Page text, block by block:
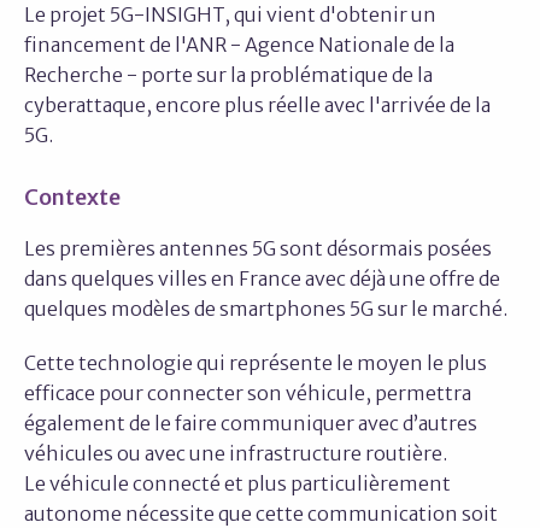
Le projet 5G-INSIGHT, qui vient d'obtenir un
financement de l'ANR - Agence Nationale de la
Recherche - porte sur la problématique de la
cyberattaque, encore plus réelle avec l'arrivée de la
5G.
Contexte
Les premières antennes 5G sont désormais posées
dans quelques villes en France avec déjà une offre de
quelques modèles de smartphones 5G sur le marché.
Cette technologie qui représente le moyen le plus
efficace pour connecter son véhicule, permettra
également de le faire communiquer avec d’autres
véhicules ou avec une infrastructure routière.
Le véhicule connecté et plus particulièrement
autonome nécessite que cette communication soit